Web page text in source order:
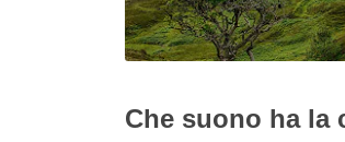
Che suono ha la